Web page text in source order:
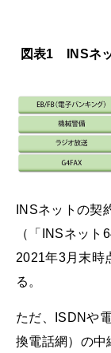
図表1 INSネ
INSネットの契
（「INSネット
2021年3月末時
る。
ただ、ISDNや
換電話網）の中